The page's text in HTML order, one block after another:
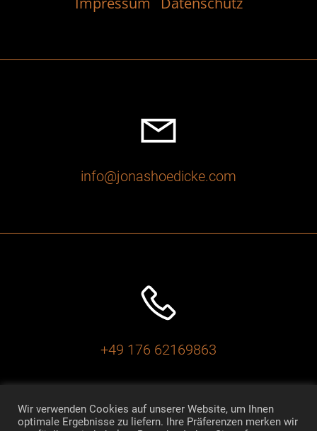
info@jonashoedicke.com
‭+49 176 62169863
Wir verwenden Cookies auf unserer Website, um Ihnen
optimale Ergebnisse zu liefern. Ihre Präferenzen merken wir